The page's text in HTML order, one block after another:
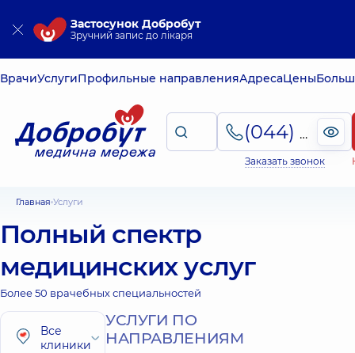
Застосунок Добробут
Зручний запис до лікаря
ВрачиУслугиПрофильные направленияАдресаЦены
(044) 495-2-888
Заказать звонок
Главная Услуги
Полный спектр
медицинских услуг
Более 50 врачебных специальностей
Все
клиники
УСЛУГИ ПО
НАПРАВЛЕНИЯМ